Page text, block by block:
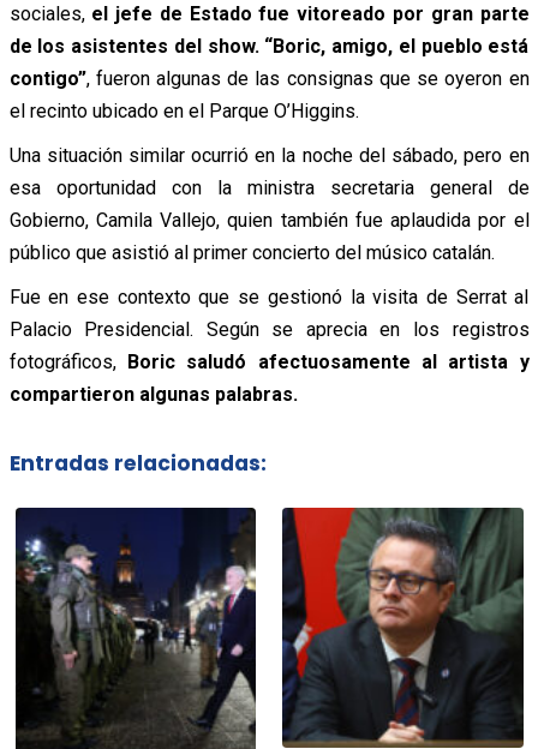
sociales, el jefe de Estado fue vitoreado por gran parte
de los asistentes del show. “Boric, amigo, el pueblo está
contigo”, fueron algunas de las consignas que se oyeron en
el recinto ubicado en el Parque O’Higgins.
Una situación similar ocurrió en la noche del sábado, pero en
esa oportunidad con la ministra secretaria general de
Gobierno, Camila Vallejo, quien también fue aplaudida por el
público que asistió al primer concierto del músico catalán.
Fue en ese contexto que se gestionó la visita de Serrat al
Palacio Presidencial. Según se aprecia en los registros
fotográficos, Boric saludó afectuosamente al artista y
compartieron algunas palabras.
Entradas relacionadas: